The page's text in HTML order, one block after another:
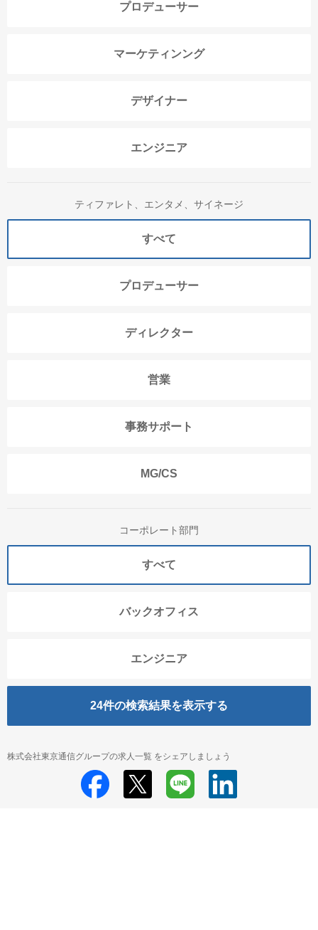
プロデューサー
マーケティンング
デザイナー
エンジニア
ティファレト、エンタメ、サイネージ
すべて
プロデューサー
ディレクター
営業
事務サポート
MG/CS
コーポレート部門
すべて
バックオフィス
エンジニア
24件の検索結果を表示する
株式会社東京通信グループの求人一覧 をシェアしましょう